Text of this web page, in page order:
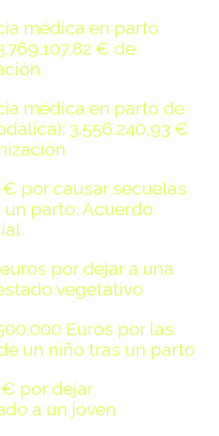
médica en parto
€ de
médica en parto de
3.556.240,93 €
€ por causar secuelas
parto: Acuerdo
por dejar a una
vegetativo
Euros por las
un niño tras un parto
€ por dejar
a un joven